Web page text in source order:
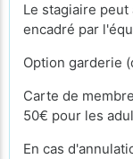
Le stagiaire
encadré par
Option garderie
Carte de
50€ pour les
En cas